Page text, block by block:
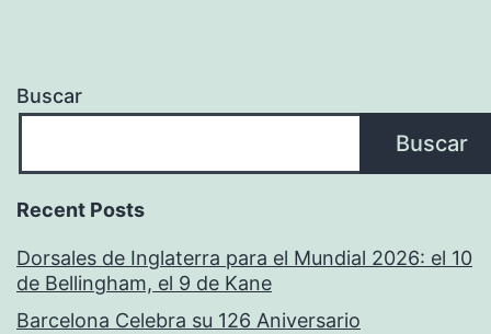
Buscar
Buscar
Recent Posts
Dorsales de Inglaterra para el Mundial 2026: el 10
de Bellingham, el 9 de Kane
Barcelona Celebra su 126 Aniversario